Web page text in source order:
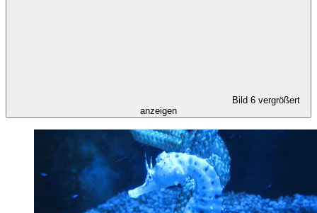
Bild 6 vergrößert
anzeigen